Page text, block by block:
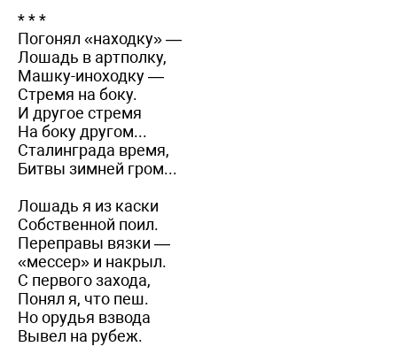
* * *
Погонял «находку» —
Лошадь в артполку,
Машку-иноходку —
Стремя на боку.
И другое стремя
На боку другом...
Сталинграда время,
Битвы зимней гром...
Лошадь я из каски
Собственной поил.
Переправы вязки —
«мессер» и накрыл.
С первого захода,
Понял я, что пеш.
Но орудья взвода
Вывел на рубеж.